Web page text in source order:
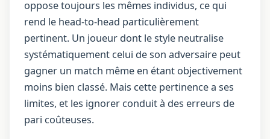
oppose toujours les mêmes individus, ce qui
rend le head-to-head particulièrement
pertinent. Un joueur dont le style neutralise
systématiquement celui de son adversaire peut
gagner un match même en étant objectivement
moins bien classé. Mais cette pertinence a ses
limites, et les ignorer conduit à des erreurs de
pari coûteuses.